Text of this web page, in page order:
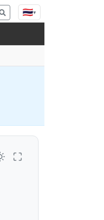
🇹🇭▾